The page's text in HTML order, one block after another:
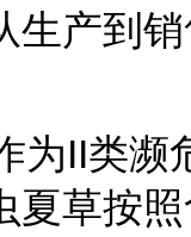
生产到
为II类
夏草按